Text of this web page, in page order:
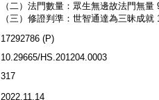
（二）法門數量：眾生無邊故法門無量
（三）修證判準：世智通達為三昧成就
17292786 (P)
10.29665/HS.201204.0003
317
2022.11.14